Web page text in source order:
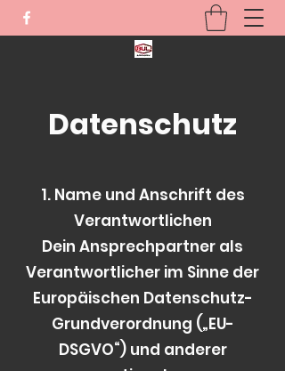
Datenschutz
1. Name und Anschrift des
Verantwortlichen
Dein Ansprechpartner als
Verantwortlicher im Sinne der
Europäischen Datenschutz-
Grundverordnung („EU-
DSGVO“) und anderer